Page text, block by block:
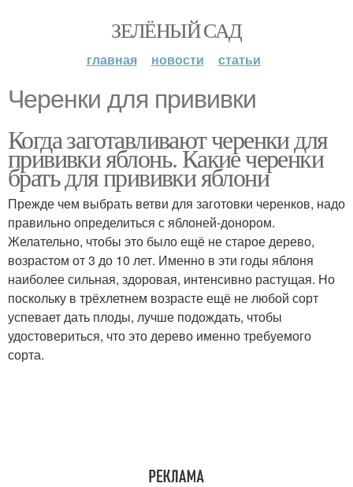
ЗЕЛЁНЫЙ САД
главная новости статьи
Черенки для прививки
Когда заготавливают черенки для
прививки яблонь. Какие черенки
брать для прививки яблони
Прежде чем выбрать ветви для заготовки черенков, надо
правильно определиться с яблоней-донором.
Желательно, чтобы это было ещё не старое дерево,
возрастом от 3 до 10 лет. Именно в эти годы яблоня
наиболее сильная, здоровая, интенсивно растущая. Но
поскольку в трёхлетнем возрасте ещё не любой сорт
успевает дать плоды, лучше подождать, чтобы
удостовериться, что это дерево именно требуемого
сорта.